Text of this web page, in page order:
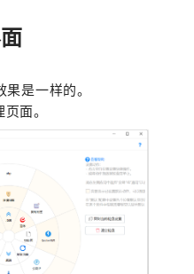
是一样的。
面。